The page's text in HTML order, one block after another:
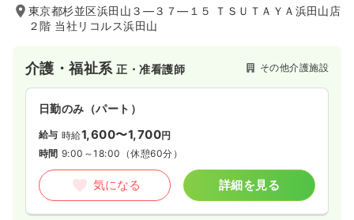
時間 8:45～17:45 （休憩60分）
日祝休み
担当業務未経験可
気になる 詳細を見る
東京都杉並区浜田山３―３７―１５ ＴＳＵＴＡＹＡ浜田山店
２階 当社リコルス浜田山
介護・福祉系正・准看護師 その他介護施設
日勤のみ（パート）
給与 時給1,600〜1,700円
時間 9:00～18:00 （休憩60分）
気になる 詳細を見る